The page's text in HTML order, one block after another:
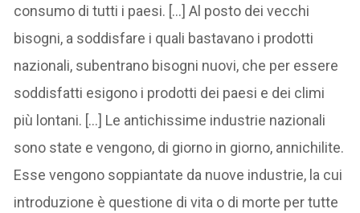
consumo di tutti i paesi. […] Al posto dei vecchi
bisogni, a soddisfare i quali bastavano i prodotti
nazionali, subentrano bisogni nuovi, che per essere
soddisfatti esigono i prodotti dei paesi e dei climi
più lontani. […] Le antichissime industrie nazionali
sono state e vengono, di giorno in giorno, annichilite.
Esse vengono soppiantate da nuove industrie, la cui
introduzione è questione di vita o di morte per tutte